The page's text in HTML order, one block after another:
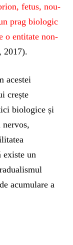
fetus, nou-
prag biologic
o entitate non-
, 2017).
acestei
crește
biologice și
nervos,
existe un
acumulare a